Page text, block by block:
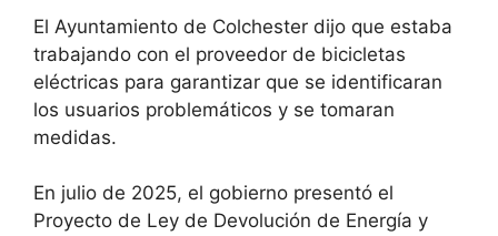
El Ayuntamiento de Colchester dijo que estaba
trabajando con el proveedor de bicicletas
eléctricas para garantizar que se identificaran
los usuarios problemáticos y se tomaran
medidas.
En julio de 2025, el gobierno presentó el
Proyecto de Ley de Devolución de Energía y